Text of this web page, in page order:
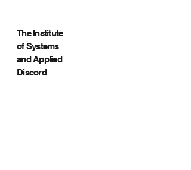
The Institute
of Systems
and Applied
Discord